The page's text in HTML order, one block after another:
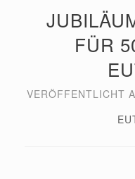
FÜR
VERÖFFENTLICHT